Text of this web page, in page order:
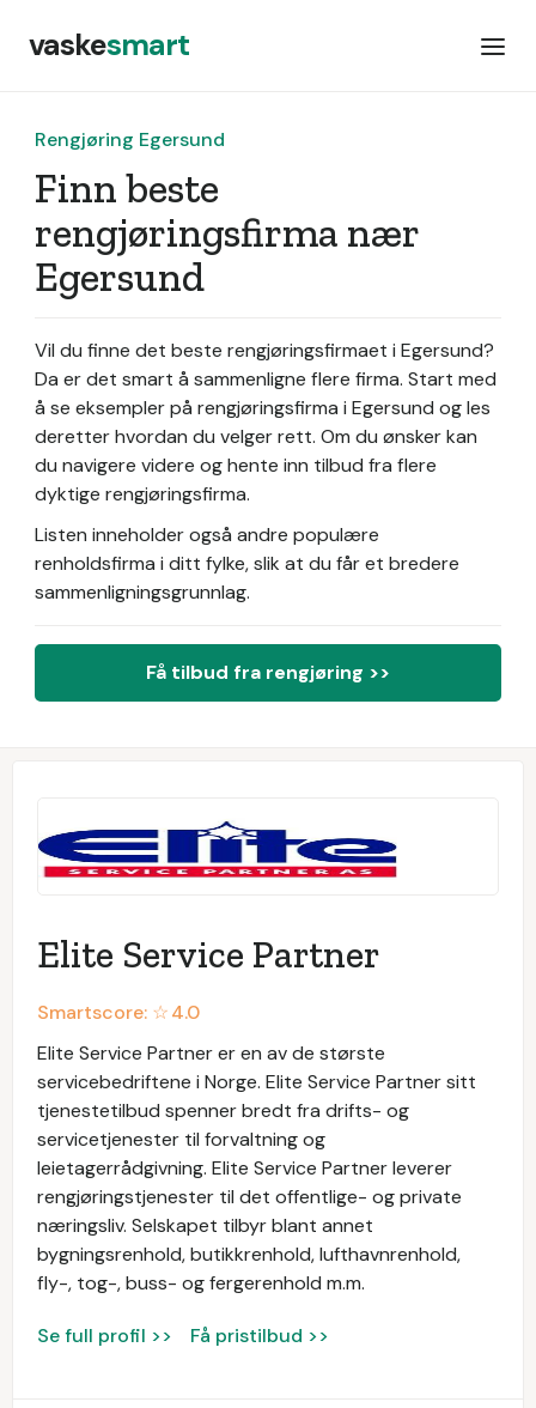
vaskesmart
Rengjøring Egersund
Finn beste
rengjøringsfirma nær
Egersund
Vil du finne det beste rengjøringsfirmaet i Egersund?
Da er det smart å sammenligne flere firma. Start med
å se eksempler på rengjøringsfirma i Egersund og les
deretter hvordan du velger rett. Om du ønsker kan
du navigere videre og hente inn tilbud fra flere
dyktige rengjøringsfirma.
Listen inneholder også andre populære
renholdsfirma i ditt fylke, slik at du får et bredere
sammenligningsgrunnlag.
Få tilbud fra rengjøring >>
Elite Service Partner
Smartscore: ☆4.0
Elite Service Partner er en av de største
servicebedriftene i Norge. Elite Service Partner sitt
tjenestetilbud spenner bredt fra drifts- og
servicetjenester til forvaltning og
leietagerrådgivning. Elite Service Partner leverer
rengjøringstjenester til det offentlige- og private
næringsliv. Selskapet tilbyr blant annet
bygningsrenhold, butikkrenhold, lufthavnrenhold,
fly-, tog-, buss- og fergerenhold m.m.
Se full profil >> Få pristilbud >>